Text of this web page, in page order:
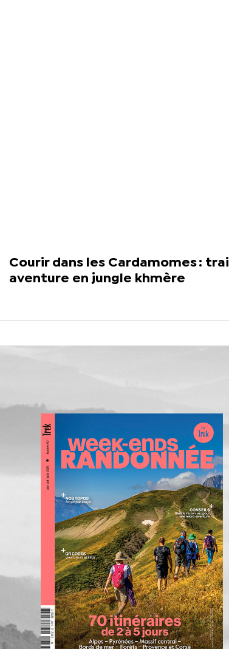
Courir dans les Cardamomes : trail
aventure en jungle khmère